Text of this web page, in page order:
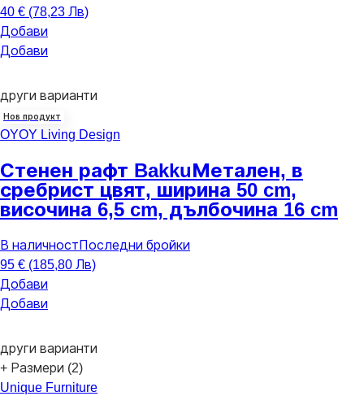
40 € (78,23 Лв)
Добави
Добави
други варианти
Нов продукт
OYOY Living Design
Стенен рафт BakkuМетален, в
сребрист цвят, ширина 50 cm,
височина 6,5 cm, дълбочина 16 cm
В наличност Последни бройки
95 € (185,80 Лв)
Добави
Добави
други варианти
+ Размери (2)
Unique Furniture